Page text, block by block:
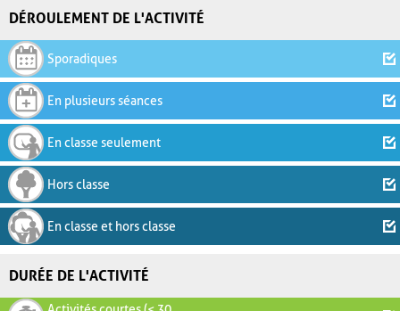
DÉROULEMENT DE L'ACTIVITÉ
Sporadiques
En plusieurs séances
En classe seulement
Hors classe
En classe et hors classe
DURÉE DE L'ACTIVITÉ